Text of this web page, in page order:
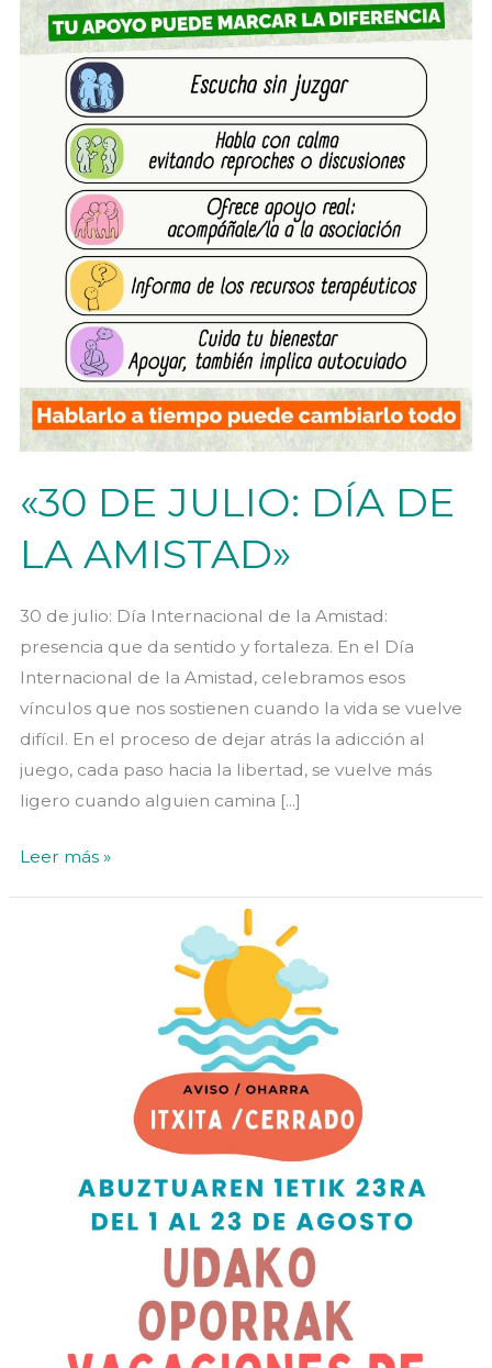
«30 DE JULIO: DÍA DE
LA AMISTAD»
30 de julio: Día Internacional de la Amistad:
presencia que da sentido y fortaleza. En el Día
Internacional de la Amistad, celebramos esos
vínculos que nos sostienen cuando la vida se vuelve
difícil. En el proceso de dejar atrás la adicción al
juego, cada paso hacia la libertad, se vuelve más
ligero cuando alguien camina [...]
«30
Leer más »